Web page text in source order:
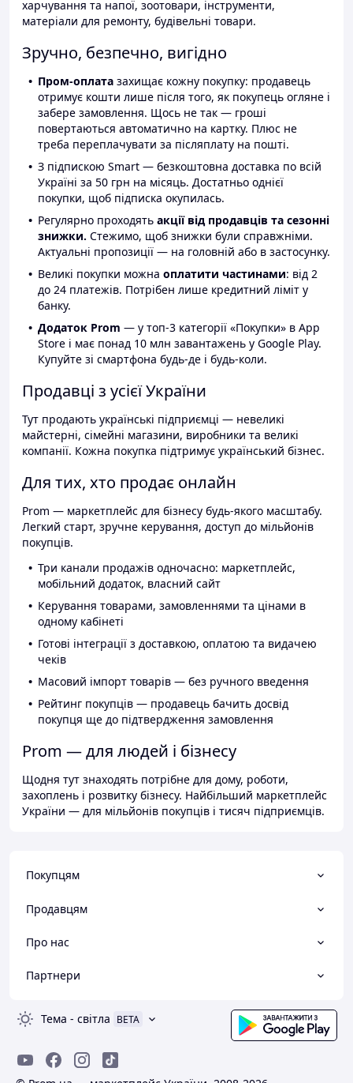
харчування та напої, зоотовари, інструменти,
матеріали для ремонту, будівельні товари.
Зручно, безпечно, вигідно
Пром-оплата захищає кожну покупку: продавець
отримує кошти лише після того, як покупець огляне і
забере замовлення. Щось не так — гроші
повертаються автоматично на картку. Плюс не
треба переплачувати за післяплату на пошті.
З підпискою Smart — безкоштовна доставка по всій
Україні за 50 грн на місяць. Достатньо однієї
покупки, щоб підписка окупилась.
Регулярно проходять акції від продавців та сезонні
знижки. Стежимо, щоб знижки були справжніми.
Актуальні пропозиції — на головній або в застосунку.
Великі покупки можна оплатити частинами: від 2
до 24 платежів. Потрібен лише кредитний ліміт у
банку.
Додаток Prom — у топ-3 категорії «Покупки» в App
Store і має понад 10 млн завантажень у Google Play.
Купуйте зі смартфона будь-де і будь-коли.
Продавці з усієї України
Тут продають українські підприємці — невеликі
майстерні, сімейні магазини, виробники та великі
компанії. Кожна покупка підтримує український бізнес.
Для тих, хто продає онлайн
Prom — маркетплейс для бізнесу будь-якого масштабу.
Легкий старт, зручне керування, доступ до мільйонів
покупців.
Три канали продажів одночасно: маркетплейс,
мобільний додаток, власний сайт
Керування товарами, замовленнями та цінами в
одному кабінеті
Готові інтеграції з доставкою, оплатою та видачею
чеків
Масовий імпорт товарів — без ручного введення
Рейтинг покупців — продавець бачить досвід
покупця ще до підтвердження замовлення
Prom — для людей і бізнесу
Щодня тут знаходять потрібне для дому, роботи,
захоплень і розвитку бізнесу. Найбільший маркетплейс
України — для мільйонів покупців і тисяч підприємців.
Покупцям
Продавцям
Про нас
Партнери
Тема - світла BETA